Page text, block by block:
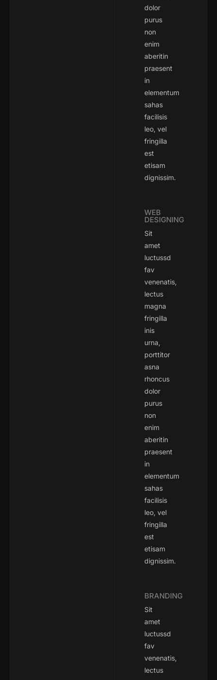
dolor
purus
non
enim
aberitin
praesent
in
elementum
sahas
facilisis
leo, vel
fringilla
est
etisam
dignissim.
WEB
DESIGNING
Sit
amet
luctussd
fav
venenatis,
lectus
magna
fringilla
inis
urna,
porttitor
asna
rhoncus
dolor
purus
non
enim
aberitin
praesent
in
elementum
sahas
facilisis
leo, vel
fringilla
est
etisam
dignissim.
BRANDING
Sit
amet
luctussd
fav
venenatis,
lectus